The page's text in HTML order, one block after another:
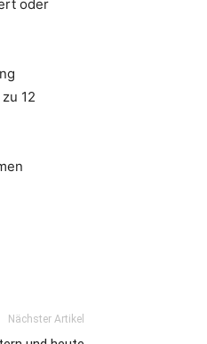
oder
12
Nächster Artikel